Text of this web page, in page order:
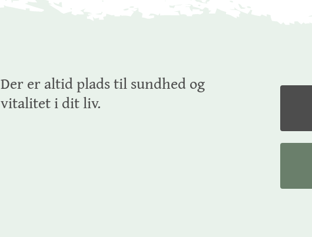
Der er altid plads til sundhed og
vitalitet i dit liv.